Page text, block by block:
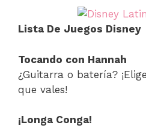
Lista De Juegos Disney
Tocando con Hannah
¿Guitarra o batería?
que vales!
¡Longa Conga!